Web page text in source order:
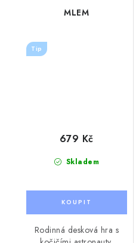
MLEM
Tip
Skladem
679 Kč
Rodinná desková hra s